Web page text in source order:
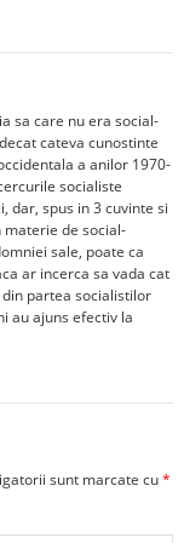
sa care nu era social-
cateva cunostinte
a anilor 1970-
socialiste
dar, spus in 3 cuvinte si
de social-
sale, poate ca
ar incerca sa vada cat
partea socialistilor
au ajuns efectiv la
sunt marcate cu*